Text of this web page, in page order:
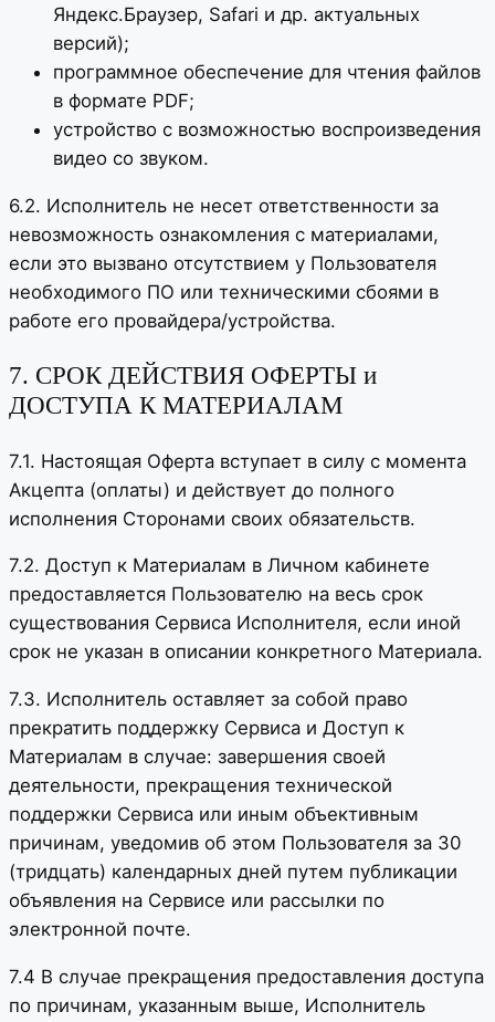
Яндекс.Браузер, Safari и др. актуальных
версий);
программное обеспечение для чтения файлов
в формате PDF;
устройство с возможностью воспроизведения
видео со звуком.
6.2. Исполнитель не несет ответственности за
невозможность ознакомления с материалами,
если это вызвано отсутствием у Пользователя
необходимого ПО или техническими сбоями в
работе его провайдера/устройства.
7. СРОК ДЕЙСТВИЯ ОФЕРТЫ и
ДОСТУПА К МАТЕРИАЛАМ
7.1. Настоящая Оферта вступает в силу с момента
Акцепта (оплаты) и действует до полного
исполнения Сторонами своих обязательств.
7.2. Доступ к Материалам в Личном кабинете
предоставляется Пользователю на весь срок
существования Сервиса Исполнителя, если иной
срок не указан в описании конкретного Материала.
7.3. Исполнитель оставляет за собой право
прекратить поддержку Сервиса и Доступ к
Материалам в случае: завершения своей
деятельности, прекращения технической
поддержки Сервиса или иным объективным
причинам, уведомив об этом Пользователя за 30
(тридцать) календарных дней путем публикации
объявления на Сервисе или рассылки по
электронной почте.
7.4 В случае прекращения предоставления доступа
по причинам, указанным выше, Исполнитель